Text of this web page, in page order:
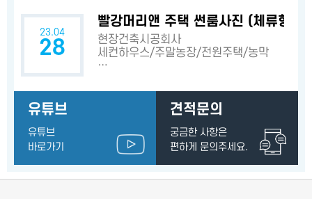
23.04
28
빨강머리앤 주택 썬룸사진 (체류형쉼
현장건축시공회사
세컨하우스/주말농장/전원주택/농막
…
유튜브
유튜브
바로가기
견적문의
궁금한 사항은
편하게 문의주세요.